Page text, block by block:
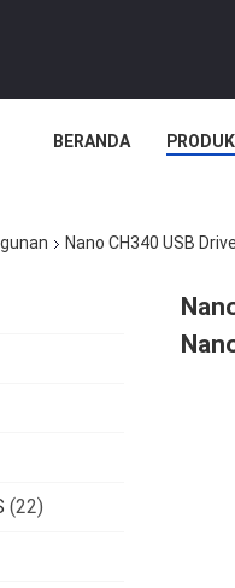
BERANDA PRODUK
Nano CH340 USB
(22)